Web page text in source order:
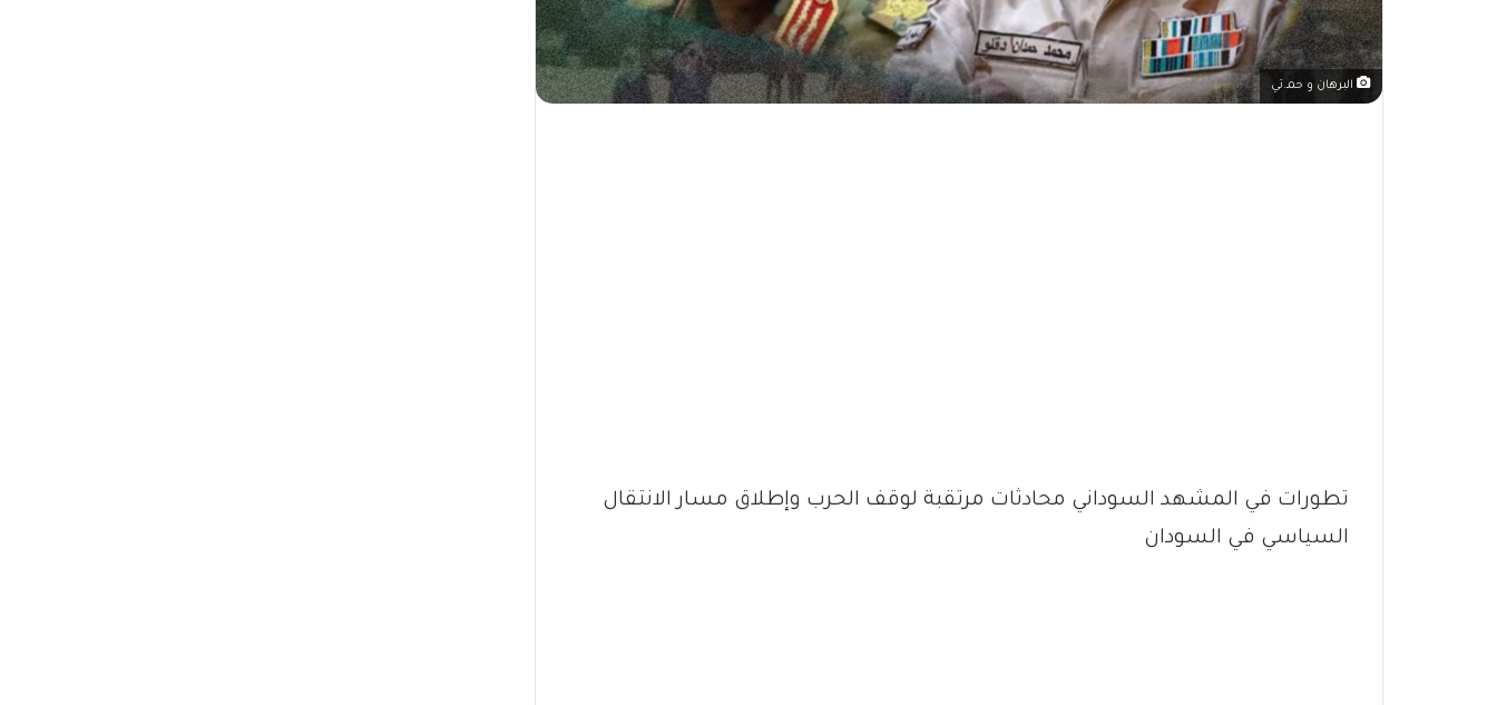
البرهان و حمـ.تي
تطورات في المشهد السوداني محادثات مرتقبة لوقف الحرب وإطلاق مسار الانتقال
السياسي في السودان